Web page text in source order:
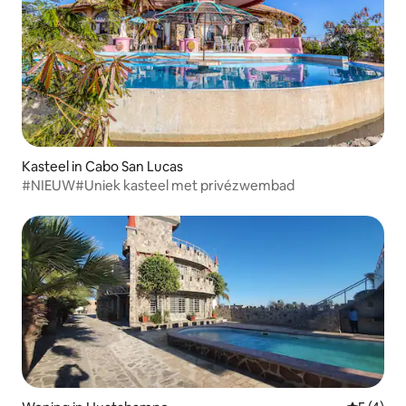
Kasteel in Cabo San Lucas
#NIEUW#Uniek kasteel met privézwembad